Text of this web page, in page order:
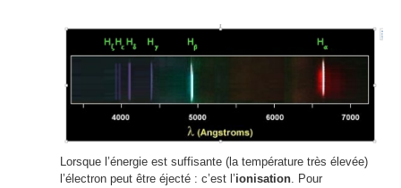
Lorsque l’énergie est suffisante (la température très élevée)
l’électron peut être éjecté : c’est l’ionisation. Pour